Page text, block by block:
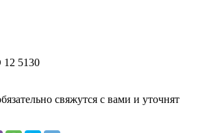
5130
свяжутся с вами и уточнят